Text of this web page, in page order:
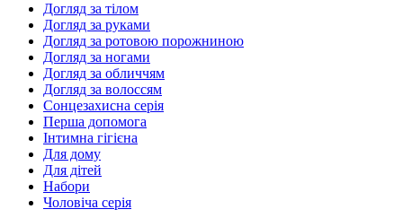
Догляд за тілом
Догляд за руками
Догляд за ротовою порожниною
Догляд за ногами
Догляд за обличчям
Догляд за волоссям
Сонцезахисна серія
Перша допомога
Інтимна гігієна
Для дому
Для дітей
Набори
Чоловіча серія